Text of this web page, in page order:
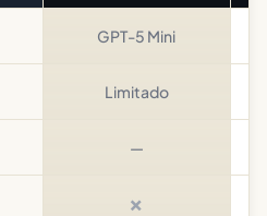
GPT-5 Mini
Limitado
—
✗